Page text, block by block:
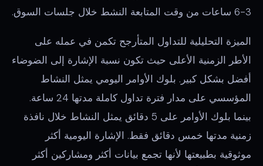
3-6 ساعات من وقت المتابعة النشط خلال جلسات السوق.
الميزة التحليلية للتداول المتأرجح تكمن في عمله على
الأطر الزمنية الأعلى حيث تكون نسبة الإشارة إلى الضوضاء
أفضل بشكل كبير. بلوك الأوامر اليومي يمثل النشاط
المؤسسي على مدار فترة تداول كاملة مدتها 24 ساعة.
بينما بلوك الأوامر على 5 دقائق يمثل النشاط خلال نافذة
زمنية مدتها خمس دقائق فقط. الإشارة اليومية أكثر
موثوقية بطبيعتها لأنها تجمع بيانات أكثر ومشاركين أكثر